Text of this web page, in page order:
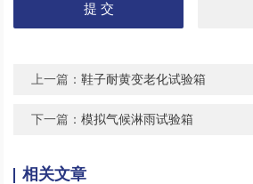
上一篇：鞋子耐黄变老化试验箱
下一篇：模拟气候淋雨试验箱
相关文章